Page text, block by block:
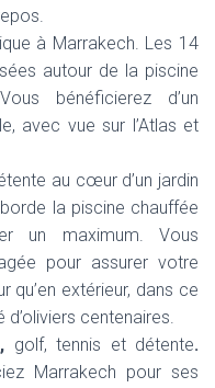
à Marrakech. Les 14
autour de la piscine
bénéficierez d’un
avec vue sur l’Atlas et
au cœur d’un jardin
la piscine chauffée
un maximum. Vous
pour assurer votre
qu’en extérieur, dans ce
centenaires.
golf, tennis et détente.
Marrakech pour ses